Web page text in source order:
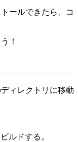
ールできたら、コ
！
ィレクトリに移動
ルドする。